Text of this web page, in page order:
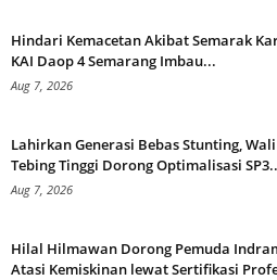
Hindari Kemacetan Akibat Semarak
KAI Daop 4 Semarang Imbau...
Aug 7, 2026
Lahirkan Generasi Bebas Stunting,
Tebing Tinggi Dorong Optimalisasi
Aug 7, 2026
Hilal Hilmawan Dorong Pemuda
Atasi Kemiskinan lewat Sertifikasi